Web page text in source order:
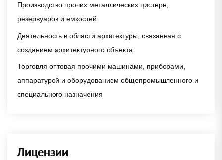
Производство прочих металлических цистерн,
резервуаров и емкостей
Деятельность в области архитектуры, связанная с
созданием архитектурного объекта
Торговля оптовая прочими машинами, приборами,
аппаратурой и оборудованием общепромышленного и
специального назначения
Лицензии